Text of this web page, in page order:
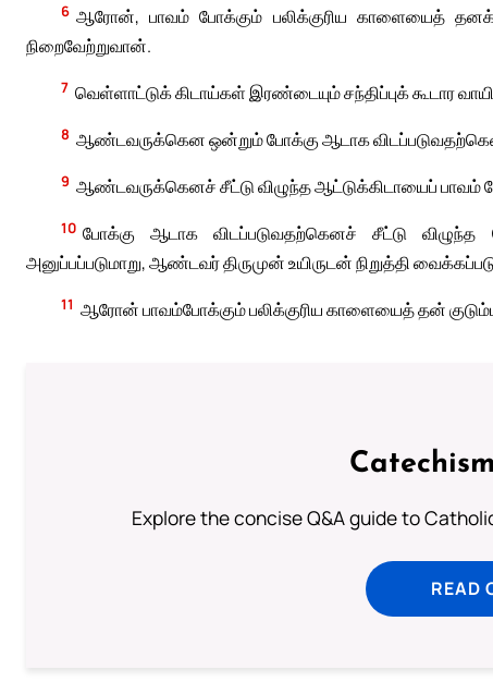
6 ஆரோன், பாவம் போக்கும் பலிக்குரிய காளையைத்
நிறைவேற்றுவான்.
7 வெள்ளாட்டுக் கிடாய்கள் இரண்டையும் சந்திப்புக் கூடார
8 ஆண்டவருக்கென ஒன்றும் போக்கு ஆடாக
9 ஆண்டவருக்கெனச் சீட்டு விழுந்த ஆட்டுக்கிடாயைப் பாவம்
10 போக்கு ஆடாக விடப்படுவதற்கெனச் சீட்டு விழுந்த
அனுப்பப்படுமாறு, ஆண்டவர் திருமுன் உயிருடன் நிறுத்தி
11 ஆரோன் பாவம்போக்கும் பலிக்குரிய காளையைத் தன்
Explore the concise Q&A guide to
READ